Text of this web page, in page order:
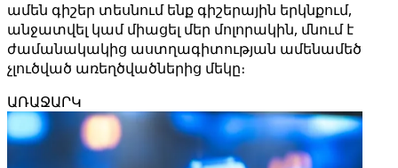
ամեն գիշեր տեսնում ենք գիշերային երկնքում,
անջատվել կամ միացել մեր մոլորակին, մնում է
ժամանակակից աստղագիտության ամենամեծ
չլուծված առեղծվածներից մեկը։
ԱՌԱՋԱՐԿ